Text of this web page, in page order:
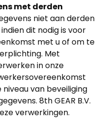
met derden
niet aan derden
dit nodig is voor
met u of om te
Met
in onze
van beveiliging
8th GEAR B.V.
verwerkingen.